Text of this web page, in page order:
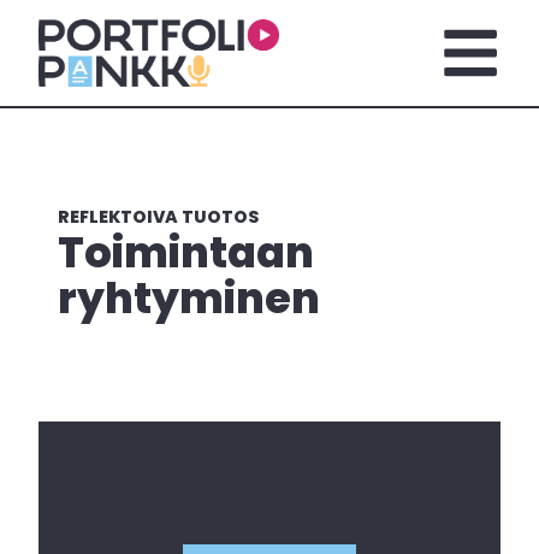
Skip to main content
REFLEKTOIVA TUOTOS
Toimintaan
ryhtyminen